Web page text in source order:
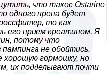
что такое Ostarine
одного препа будет
то как
его прием креатином. Я
потому что
не обойтись.
хорошую гормошку, но
их подделывают почти